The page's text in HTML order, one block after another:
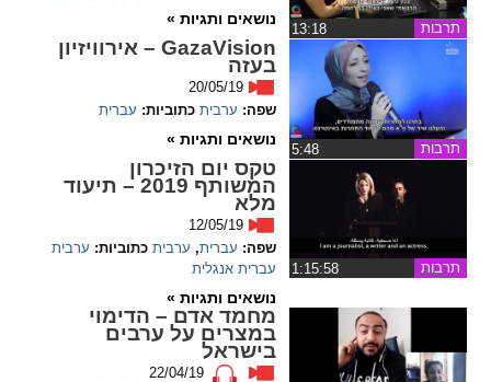
תרבות
נושאים ותגיות »
תרבות
GazaVision – אירוויזיון
בעזה
20/05/19
שפה: ערבית כתוביות: עברית
נושאים ותגיות »
תרבות
טקס יום הזיכרון
המשותף 2019 – תיעוד
מלא
12/05/19
שפה: עברית, ערבית כתוביות: ערבית
עברית אנגלית
נושאים ותגיות »
מחמד אדם – הדימוי
במצרים על ערבים
בישראל
22/04/19